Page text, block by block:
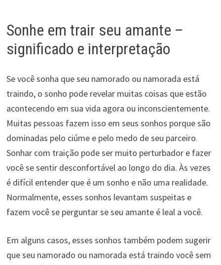
Sonhe em trair seu amante –
significado e interpretação
Se você sonha que seu namorado ou namorada está
traindo, o sonho pode revelar muitas coisas que estão
acontecendo em sua vida agora ou inconscientemente.
Muitas pessoas fazem isso em seus sonhos porque são
dominadas pelo ciúme e pelo medo de seu parceiro.
Sonhar com traição pode ser muito perturbador e fazer
você se sentir desconfortável ao longo do dia. Às vezes
é difícil entender que é um sonho e não uma realidade.
Normalmente, esses sonhos levantam suspeitas e
fazem você se perguntar se seu amante é leal a você.
Em alguns casos, esses sonhos também podem sugerir
que seu namorado ou namorada está traindo você sem